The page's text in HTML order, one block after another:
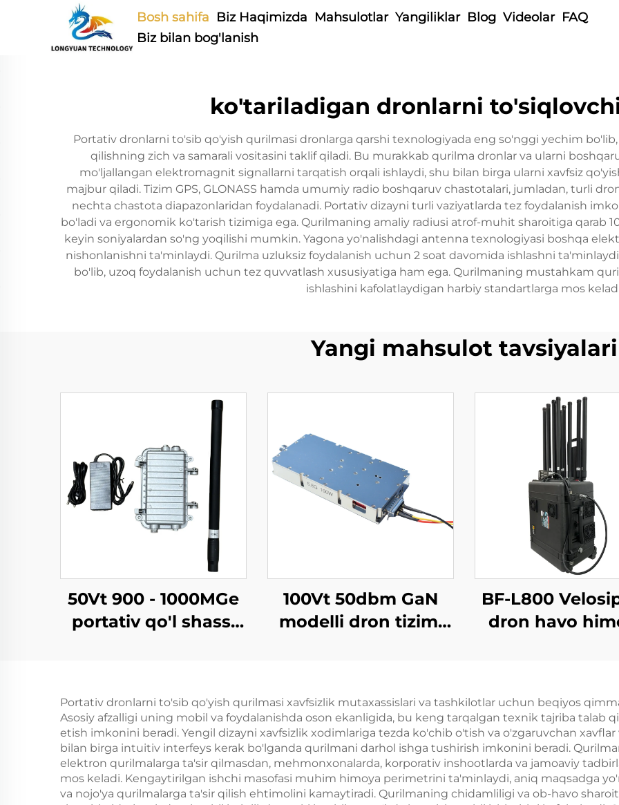
Bosh sahifa Biz Haqimizda Mahsulotlar Yangiliklar Blog Videolar FAQ
Biz bilan bog'lanish
ko'tariladigan dronlarni
Portativ dronlarni to'sib qo'yish qurilmasi dronlarga qarshi texnologiyada eng so'nggi yechim
qilishning zich va samarali vositasini taklif qiladi. Bu murakkab qurilma dronlar va ularni
mo'ljallangan elektromagnit signallarni tarqatish orqali ishlaydi, shu bilan birga ularni xavfsiz
majbur qiladi. Tizim GPS, GLONASS hamda umumiy radio boshqaruv chastotalari, jumladan, turli
nechta chastota diapazonlaridan foydalanadi. Portativ dizayni turli vaziyatlarda tez foydalanish
bo'ladi va ergonomik ko'tarish tizimiga ega. Qurilmaning amaliy radiusi atrof-muhit sharoitiga qarab
keyin soniyalardan so'ng yoqilishi mumkin. Yagona yo'nalishdagi antenna texnologiyasi boshqa
nishonlanishni ta'minlaydi. Qurilma uzluksiz foydalanish uchun 2 soat davomida ishlashni
bo'lib, uzoq foydalanish uchun tez quvvatlash xususiyatiga ham ega. Qurilmaning mustahkam
ishlashini kafolatlaydigan harbiy standartlarga mos
Yangi mahsulot tavsiyalari
50Vt 900 - 1000MGe
portativ qo'l shassi
100Vt 50dbm GaN
modelli dron tizimi
5,2/5,8G Yetarli RF
ekranlar 5,2/5,8G
100Vt 50dbm
BF-L800
dron havo
Portativ dronlarni to'sib qo'yish qurilmasi xavfsizlik mutaxassislari va tashkilotlar uchun beqiyos
Asosiy afzalligi uning mobil va foydalanishda oson ekanligida, bu keng tarqalgan texnik tajriba talab
etish imkonini beradi. Yengil dizayni xavfsizlik xodimlariga tezda ko'chib o'tish va o'zgaruvchan
bilan birga intuitiv interfeys kerak bo'lganda qurilmani darhol ishga tushirish imkonini beradi.
elektron qurilmalarga ta'sir qilmasdan, mehmonxonalarda, korporativ inshootlarda va jamoaviy
mos keladi. Kengaytirilgan ishchi masofasi muhim himoya perimetrini ta'minlaydi, aniq maqsadga
va nojo'ya qurilmalarga ta'sir qilish ehtimolini kamaytiradi. Qurilmaning chidamliligi va ob-havo